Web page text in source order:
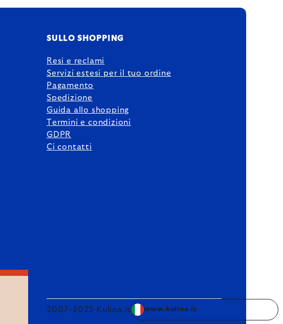
SULLO SHOPPING
Resi e reclami
Servizi estesi per il tuo ordine
Pagamento
Spedizione
Guida allo shopping
Termini e condizioni
GDPR
Ci contatti
2007–2025 Kulina.it www.kulina.it